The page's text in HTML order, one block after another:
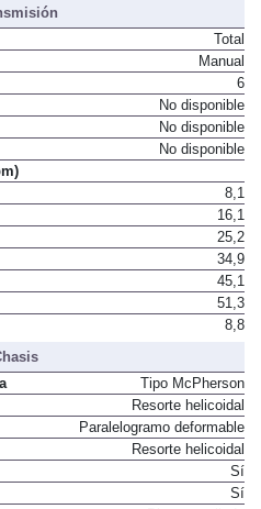
Total
Manual
6
No disponible
No disponible
No disponible
8,1
16,1
25,2
34,9
45,1
51,3
8,8
Tipo McPherson
Resorte helicoidal
Paralelogramo deformable
Resorte helicoidal
Sí
Sí